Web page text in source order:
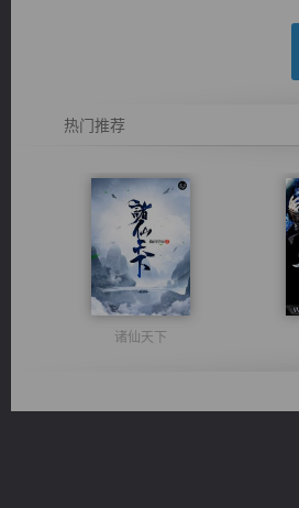
热门推荐
诸仙天下